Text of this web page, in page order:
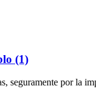
(1)
por la